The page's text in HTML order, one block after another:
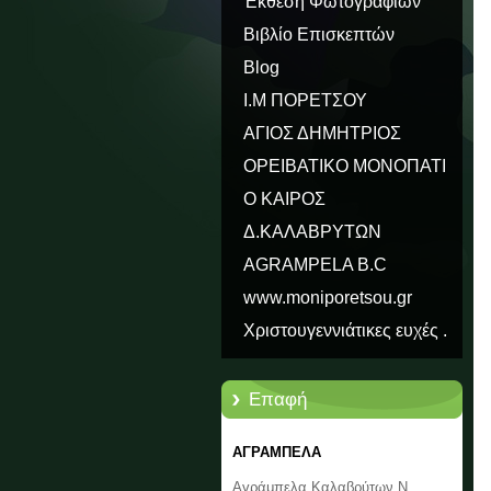
Βιβλίο Επισκεπτών
Blog
Ι.Μ ΠΟΡΕΤΣΟΥ
ΑΓΙΟΣ ΔΗΜΗΤΡΙΟΣ
ΟΡΕΙΒΑΤΙΚΟ ΜΟΝΟΠΑΤΙ
ΠΑΥΣΑΝΙΑ Ε31
Ο ΚΑΙΡΟΣ
Δ.ΚΑΛΑΒΡΥΤΩΝ
AGRAMPELA B.C
www.moniporetsou.gr
Χριστουγεννιάτικες ευχές .
Επαφή
ΑΓΡΑΜΠΕΛΑ
Αγράμπελα Καλαβρύτων Ν.